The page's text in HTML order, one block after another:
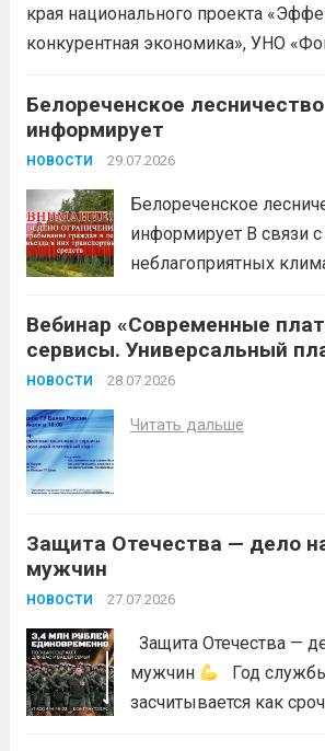
Микрозаймы для
низким ставкам;
+79892903917 Часы
Ждем Вас...
края национального проекта
конкурентная экономика», УНО
доступных мерах поддержки
среднего предпринимательства и
желающих вести бизнес.
Белореченское лесничество
информирует
НОВОСТИ 29.07.2026
Белореченское
информирует В связи
неблагоприятных
воздуха, отсутствие
порывистый ветер), в
недопущения
возникновений
Вебинар «Современные
сервисы. Универсальный
код»
НОВОСТИ 28.07.2026
Читать дальше
Защита Отечества — дело
мужчин
НОВОСТИ 27.07.2026
Защита Отечества —
мужчин
Год
засчитывается как